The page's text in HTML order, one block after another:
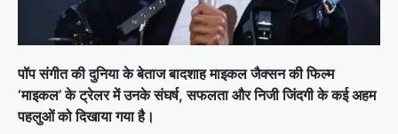
पॉप संगीत की दुनिया के बेताज बादशाह माइकल जैक्सन की फिल्म
‘माइकल’ के ट्रेलर में उनके संघर्ष, सफलता और निजी जिंदगी के कई अहम
पहलुओं को दिखाया गया है।